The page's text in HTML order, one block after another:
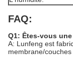
FAQ:
Q1: Êtes-vous
A: Lunfeng est
membrane/couches